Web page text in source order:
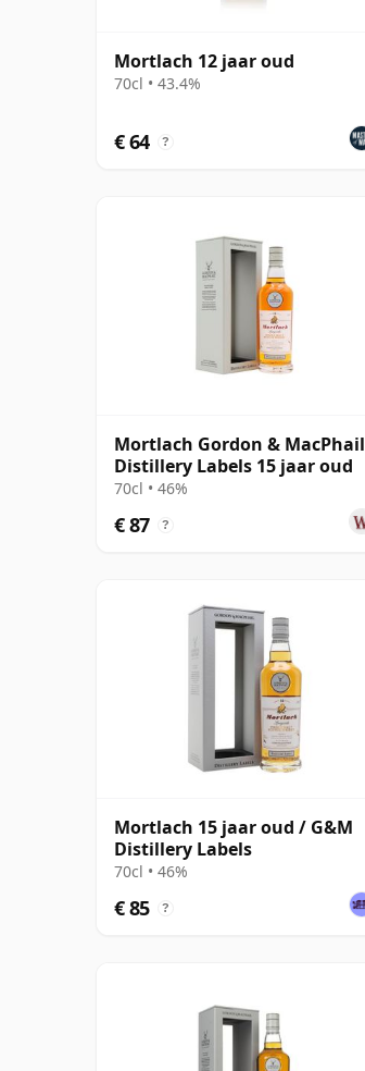
Mortlach 12 jaar oud
70cl • 43.4%
€ 64 ?
Mortlach Gordon & MacPhail
Distillery Labels 15 jaar oud
70cl • 46%
€ 87 ?
Mortlach 15 jaar oud / G&M
Distillery Labels
70cl • 46%
€ 85 ?